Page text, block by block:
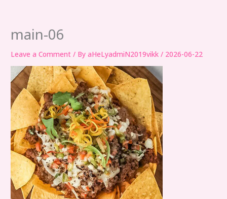
main-06
Leave a Comment / ByaHeLyadmiN2019vikk/ 2026-06-22